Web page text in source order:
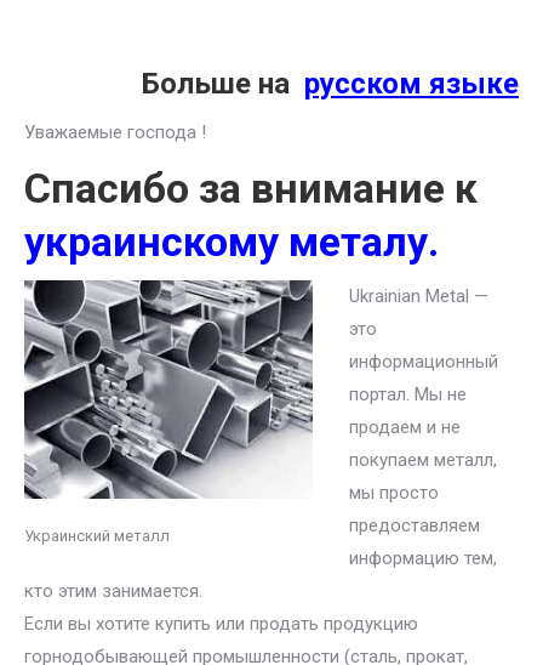
Больше на русском языке
Уважаемые господа !
Спасибо за внимание к
украинскому металу.
Украинский металл
Ukrainian Metal —
это
информационный
портал. Мы не
продаем и не
покупаем металл,
мы просто
предоставляем
информацию тем,
кто этим занимается.
Если вы хотите купить или продать продукцию
горнодобывающей промышленности (сталь, прокат,